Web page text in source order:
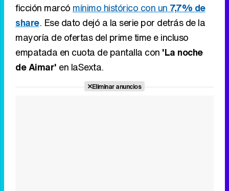
ficción marcó mínimo histórico con un 7,7% de
share. Ese dato dejó a la serie por detrás de la
mayoría de ofertas del prime time e incluso
empatada en cuota de pantalla con 'La noche
de Aimar' en laSexta.
Eliminar anuncios